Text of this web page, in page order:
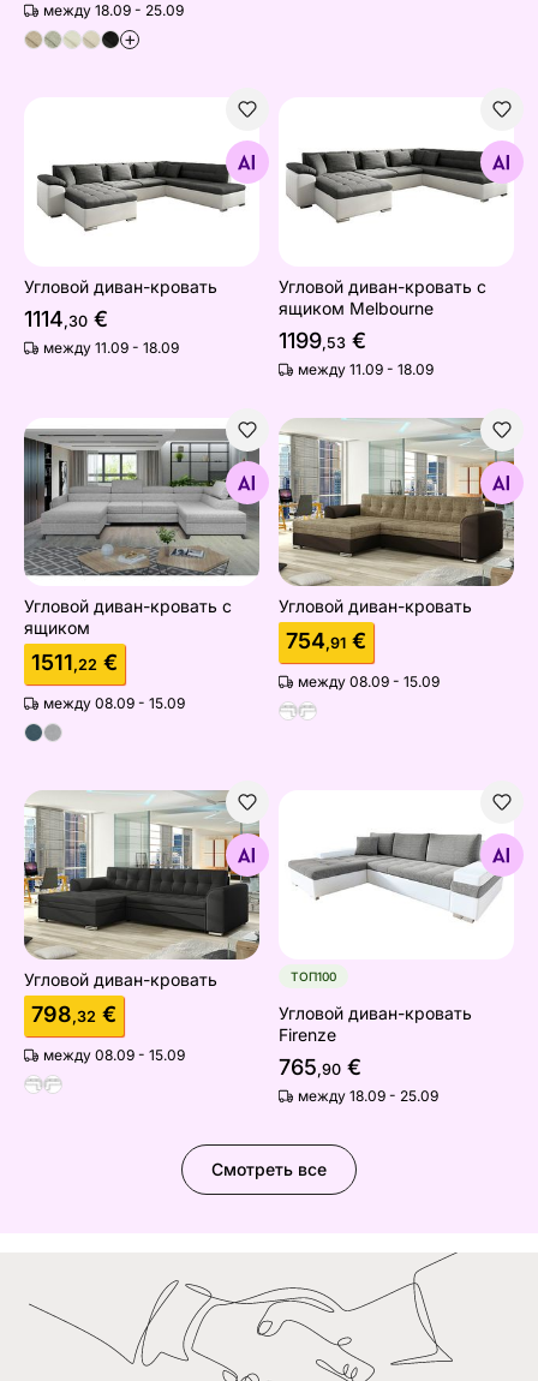
между 18.09 - 25.09
+
Угловой диван-кровать
Найдите похожие
Угловой диван-кровать
1114,30 €
между 11.09 - 18.09
Угловой диван-кровать с
Найдите похожие
Угловой диван-кровать с
ящиком Melbourne
1199,53 €
между 11.09 - 18.09
Угловой диван-кровать с ящиком
Найдите похожие
Угловой диван-кровать с
ящиком
1511,22 €
между 08.09 - 15.09
Угловой диван-кровать
Найдите похожие
Угловой диван-кровать
754,91 €
между 08.09 - 15.09
Угловой диван-кровать
Найдите похожие
Угловой диван-кровать
798,32 €
между 08.09 - 15.09
Угловой диван-кровать
Найдите похожие
ТОП100
Угловой диван-кровать
Firenze
765,90 €
между 18.09 - 25.09
Смотреть все